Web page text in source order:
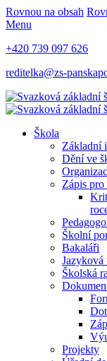
Rovnou na obsah
Menu
+420 739 097 626
reditelka@zs-
Škola
Základní
Dění ve
Zápis pro
Školní
Bakaláři
Jazyková
Školská
Projekty